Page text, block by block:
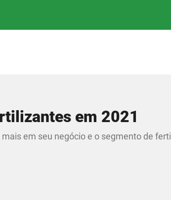
em 2021
em seu negócio e o segmento de